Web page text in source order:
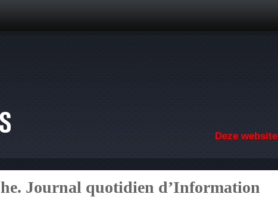
Deze website
Journal quotidien d’Information